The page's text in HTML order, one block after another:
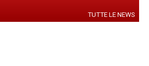
TUTTE LE NEWS